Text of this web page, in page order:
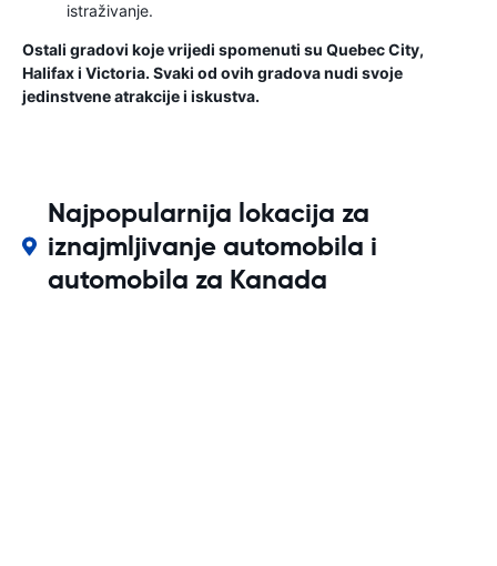
istraživanje.
Ostali gradovi koje vrijedi spomenuti su Quebec City,
Halifax i Victoria. Svaki od ovih gradova nudi svoje
jedinstvene atrakcije i iskustva.
Najpopularnija lokacija za
iznajmljivanje automobila i
automobila za Kanada